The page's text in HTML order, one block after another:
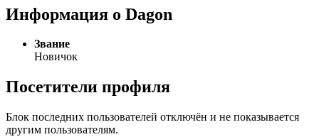
Информация о Dagon
Звание
Новичок
Посетители профиля
Блок последних пользователей отключён и не показывается
другим пользователям.